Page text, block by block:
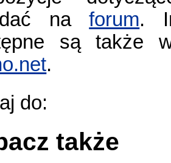
naforum.
są także
.
do:
także